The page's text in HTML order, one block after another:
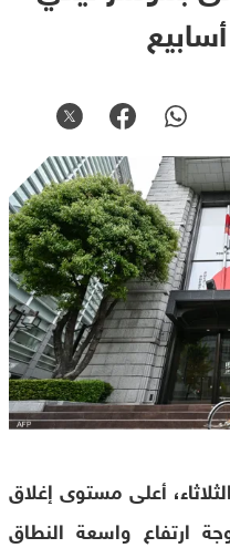
أعلى مستوى إغلاق
ارتفاع واسعة النطاق